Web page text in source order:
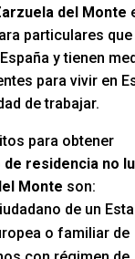
del Monte
particulares que
y tienen
para vivir en
de trabajar.
para obtener
de residencia no
Monte son:
de un
o familiar de